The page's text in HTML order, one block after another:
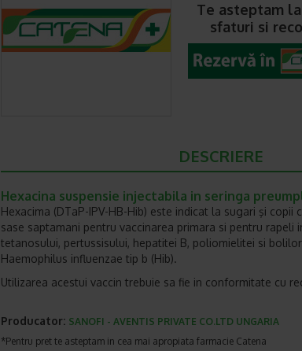
Te asteptam
sfaturi si
DESCRIERE
Hexacina suspensie injectabila in seringa
Hexacima (DTaP-IPV-HB-Hib) este indicat la sugari şi copii
sase saptamani pentru vaccinarea primara si pentru rapeli
tetanosului, pertussisului, hepatitei B, poliomielitei si
Haemophilus influenzae tip b (Hib).
Utilizarea acestui vaccin trebuie sa fie in conformitate cu
Producator: SANOFI - AVENTIS PRIVATE CO.LTD UNGARIA
*Pentru pret te asteptam in cea mai apropiata farmacie Catena